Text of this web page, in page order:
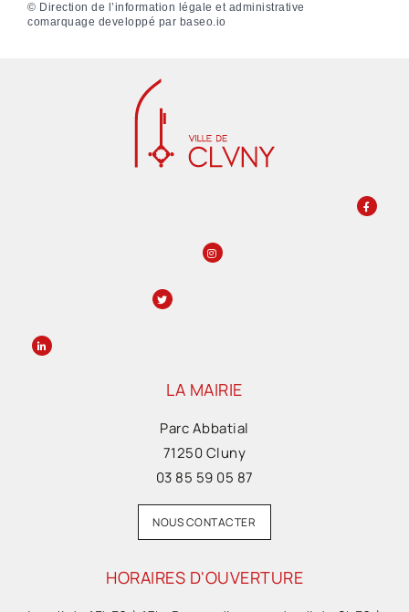
© Direction de l’information légale et administrative
comarquage developpé par baseo.io
LA MAIRIE
Parc Abbatial
71250 Cluny
03 85 59 05 87
NOUS CONTACTER
HORAIRES D'OUVERTURE